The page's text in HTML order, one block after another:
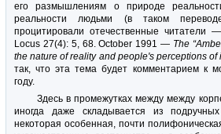
его размышлениям о природе
реальности людьми (в таком
процитировали отечественные читатели
Locus 27(4): 5, 68. October 1991 — The
the nature of reality and people's perceptions of
так, что эта тема будет комментарием к
году.
Здесь в промежутках между между
иногда даже складывается из
некоторая особенная, почти